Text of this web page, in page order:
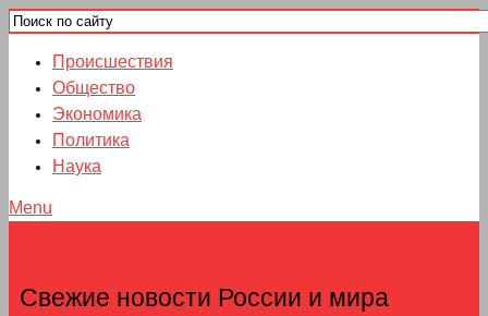
Происшествия
Общество
Экономика
Политика
Наука
Menu
Свежие новости России и мира